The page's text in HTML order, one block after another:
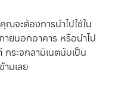
จะต้องการนำไปใช้ใน
ายนอกอาคาร หรือนำไป
ระจกลามิเนตนับเป็น
มเลย